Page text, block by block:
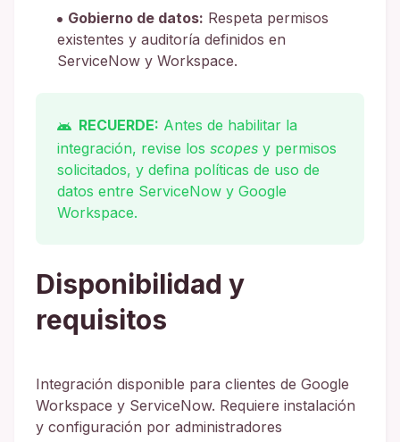
Gobierno de datos: Respeta permisos
existentes y auditoría definidos en
ServiceNow y Workspace.
RECUERDE: Antes de habilitar la
integración, revise los scopes y permisos
solicitados, y defina políticas de uso de
datos entre ServiceNow y Google
Workspace.
Disponibilidad y
requisitos
Integración disponible para clientes de Google
Workspace y ServiceNow. Requiere instalación
y configuración por administradores